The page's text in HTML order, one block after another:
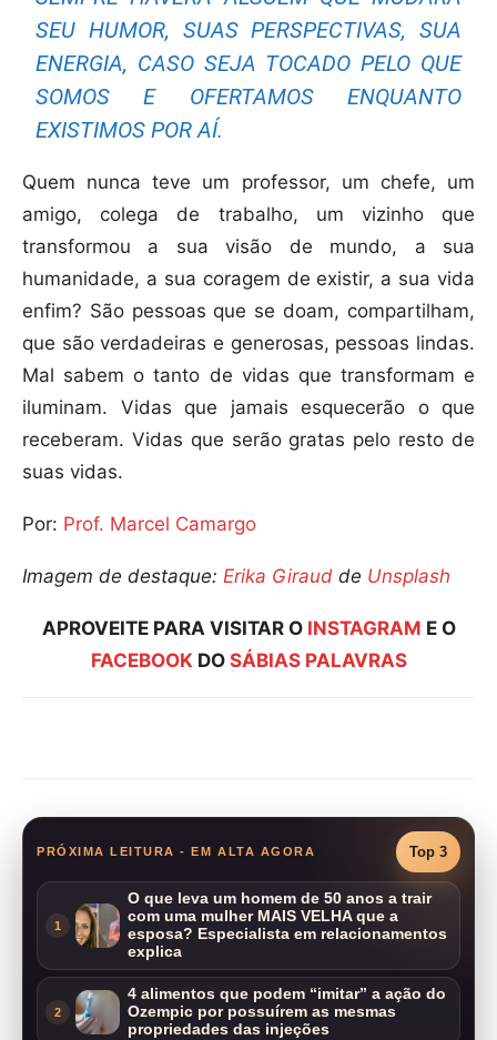
SEU HUMOR, SUAS PERSPECTIVAS, SUA
ENERGIA, CASO SEJA TOCADO PELO QUE
SOMOS E OFERTAMOS ENQUANTO
EXISTIMOS POR AÍ.
Quem nunca teve um professor, um chefe, um
amigo, colega de trabalho, um vizinho que
transformou a sua visão de mundo, a sua
humanidade, a sua coragem de existir, a sua vida
enfim? São pessoas que se doam, compartilham,
que são verdadeiras e generosas, pessoas lindas.
Mal sabem o tanto de vidas que transformam e
iluminam. Vidas que jamais esquecerão o que
receberam. Vidas que serão gratas pelo resto de
suas vidas.
Por: Prof. Marcel Camargo
Imagem de destaque: Erika Giraud de Unsplash
APROVEITE PARA VISITAR O INSTAGRAM E O
FACEBOOKDO SÁBIAS PALAVRAS
PRÓXIMA LEITURA - EM ALTA AGORA Top 3
1
O que leva um homem de 50 anos a trair
com uma mulher MAIS VELHA que a
esposa? Especialista em relacionamentos
explica
2
4 alimentos que podem “imitar” a ação do
Ozempic por possuírem as mesmas
propriedades das injeções